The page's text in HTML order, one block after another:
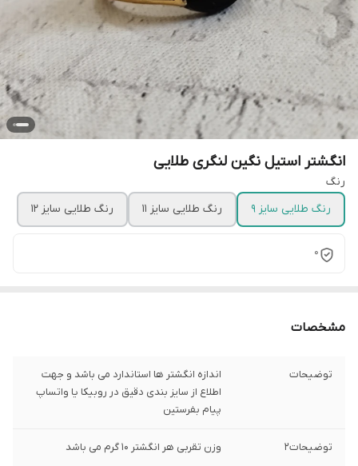
انگشتر استیل نگین لنگری طلایی
رنگ
رنگ طلایی سایز 9
رنگ طلایی سایز 11 رنگ طلایی سایز 12
0
مشخصات
توضیحات
اندازه انگشتر ها استاندارد می باشد و جهت
اطلاع از سایز بندی دقیق در روبیکا یا واتساپ
پیام بفرستین
توضیحات2 وزن تقربی هر انگشتر 10 گرم می باشد